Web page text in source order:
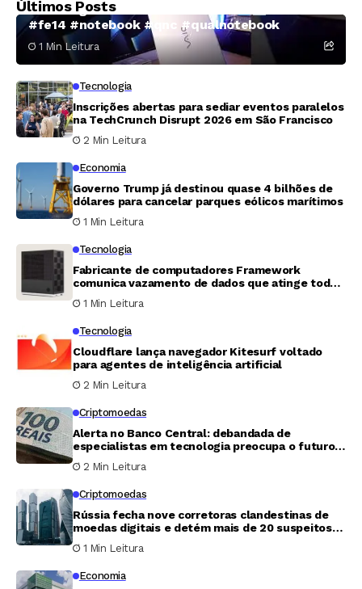
Últimos Posts
Unboxing notebook VAIO FE14
#fe14 #notebook #qnc #qualnotebook
1 Min Leitura
Tecnologia
Inscrições abertas para sediar eventos paralelos
na TechCrunch Disrupt 2026 em São Francisco
2 Min Leitura
Economia
Governo Trump já destinou quase 4 bilhões de
dólares para cancelar parques eólicos marítimos
1 Min Leitura
Tecnologia
Fabricante de computadores Framework
comunica vazamento de dados que atinge todos
1 Min Leitura
Tecnologia
Cloudflare lança navegador Kitesurf voltado
para agentes de inteligência artificial
2 Min Leitura
Criptomoedas
Alerta no Banco Central: debandada de
especialistas em tecnologia preocupa o futuro
2 Min Leitura
Criptomoedas
Rússia fecha nove corretoras clandestinas de
moedas digitais e detém mais de 20 suspeitos
1 Min Leitura
Economia